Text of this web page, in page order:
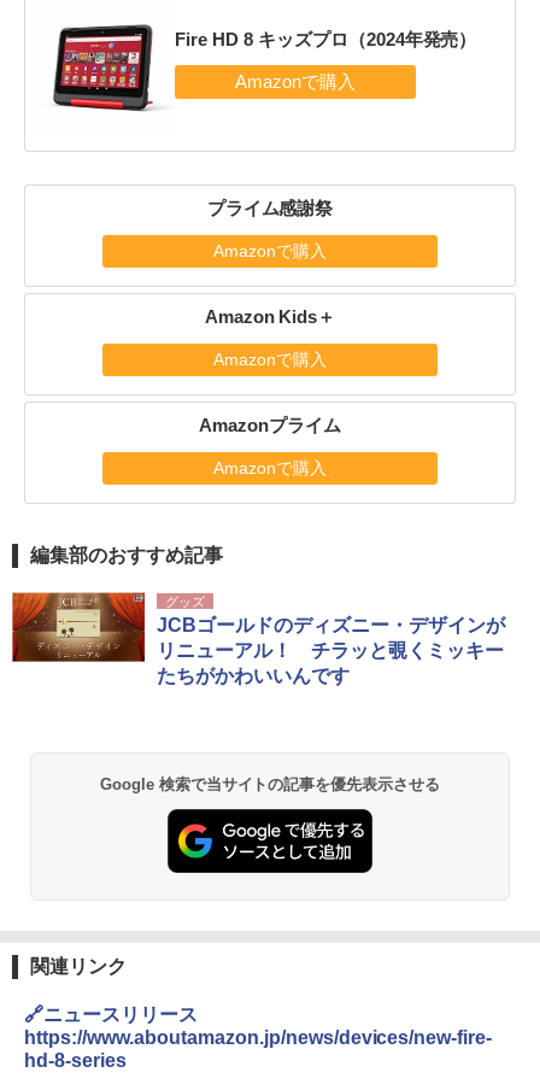
Fire HD 8 キッズプロ（2024年発売）
プライム感謝祭
Amazonで購入
Amazon Kids＋
Amazonで購入
Amazonプライム
Amazonで購入
編集部のおすすめ記事
グッズ
JCBゴールドのディズニー・デザインが
リニューアル！ チラッと覗くミッキー
たちがかわいいんです
Google 検索で当サイトの記事を優先表示させる
関連リンク
🔗ニュースリリース
https://www.aboutamazon.jp/news/devices/new-fire-
hd-8-series